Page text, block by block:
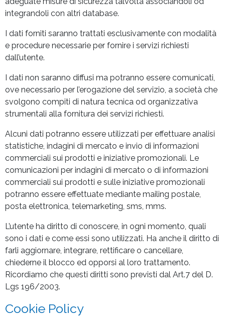
integrandoli con altri database.
I dati forniti saranno trattati esclusivamente con modalità
e procedure necessarie per fornire i servizi richiesti
dall’utente.
I dati non saranno diffusi ma potranno essere comunicati,
ove necessario per l’erogazione del servizio, a società che
svolgono compiti di natura tecnica od organizzativa
strumentali alla fornitura dei servizi richiesti.
Alcuni dati potranno essere utilizzati per effettuare analisi
statistiche, indagini di mercato e invio di informazioni
commerciali sui prodotti e iniziative promozionali. Le
comunicazioni per indagini di mercato o di informazioni
commerciali sui prodotti e sulle iniziative promozionali
potranno essere effettuate mediante mailing postale,
posta elettronica, telemarketing, sms, mms.
L’utente ha diritto di conoscere, in ogni momento, quali
sono i dati e come essi sono utilizzati. Ha anche il diritto di
farli aggiornare, integrare, rettificare o cancellare,
chiederne il blocco ed opporsi al loro trattamento.
Ricordiamo che questi diritti sono previsti dal Art.7 del D.
Lgs 196/2003.
Cookie Policy